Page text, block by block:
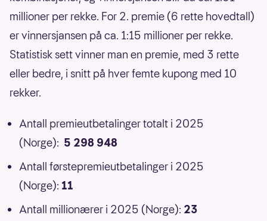
millioner per rekke. For 2. premie (6 rette hovedtall)
er vinnersjansen på ca. 1:15 millioner per rekke.
Statistisk sett vinner man en premie, med 3 rette
eller bedre, i snitt på hver femte kupong med 10
rekker.
Antall premieutbetalinger totalt i 2025
(Norge): 5 298 948
Antall førstepremieutbetalinger i 2025
(Norge): 11
Antall millionærer i 2025 (Norge): 23